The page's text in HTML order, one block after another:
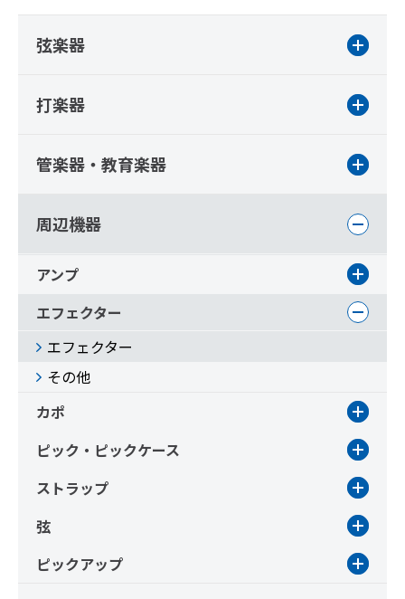
弦楽器
打楽器
管楽器・教育楽器
周辺機器
アンプ
エフェクター
エフェクター
その他
カポ
ピック・ピックケース
ストラップ
弦
ピックアップ